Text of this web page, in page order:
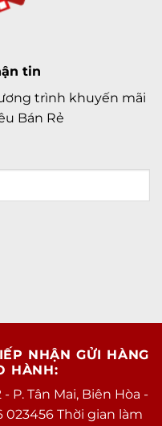
tin
trình khuyến mãi
Bán Rẻ
NHẬN GỬI HÀNG
HÀNH:
P. Tân Mai, Biên Hòa -
Thời gian làm